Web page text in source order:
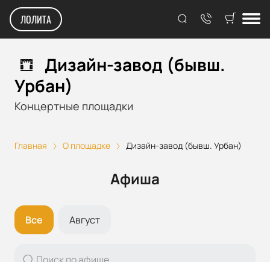
ЛОЛИТА
Дизайн-завод (бывш.
Урбан)
Концертные площадки
Главная О площадке Дизайн-завод (бывш. Урбан)
Афиша
Все Август